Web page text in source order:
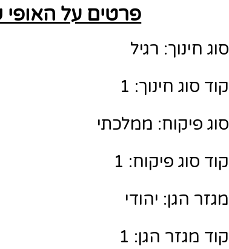
פרטים על האופי
סוג חינוך: רגיל
קוד סוג חינוך: 1
סוג פיקוח: ממלכתי
קוד סוג פיקוח: 1
מגזר הגן: יהודי
קוד מגזר הגן: 1